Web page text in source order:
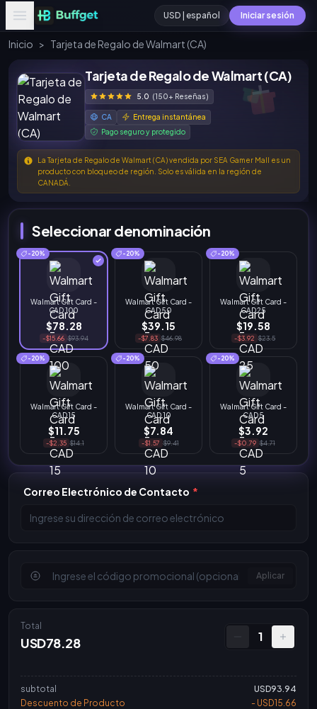
USD | español Iniciar sesión
Inicio > Tarjeta de Regalo de Walmart (CA)
Tarjeta de Regalo de Walmart (CA)
5.0 (150+ Reseñas)
CA
Entrega instantánea
Pago seguro y protegido
La Tarjeta de Regalo de Walmart (CA) vendida por SEA Gamer Mall es un
producto con bloqueo de región. Solo es válida en la región de
CANADÁ.
Seleccionar denominación
-20%
Walmart Gift Card -
CAD 100
$78.28
-$15.66 $93.94
-20%
Walmart Gift Card -
CAD 50
$39.15
-$7.83 $46.98
-20%
Walmart Gift Card -
CAD 25
$19.58
-$3.92 $23.5
-20%
Walmart Gift Card -
CAD 15
$11.75
-$2.35 $14.1
-20%
Walmart Gift Card -
CAD 10
$7.84
-$1.57 $9.41
-20%
Walmart Gift Card -
CAD 5
$3.92
-$0.79 $4.71
Correo Electrónico de Contacto *
Aplicar
Total
USD78.28 1
subtotal
USD93.94
Descuento de Producto
- USD15.66